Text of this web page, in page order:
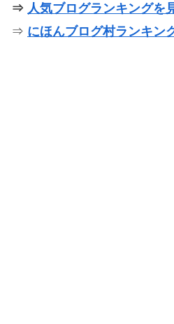
⇒ 人気ブログランキングを
⇒ にほんブログ村ランキン